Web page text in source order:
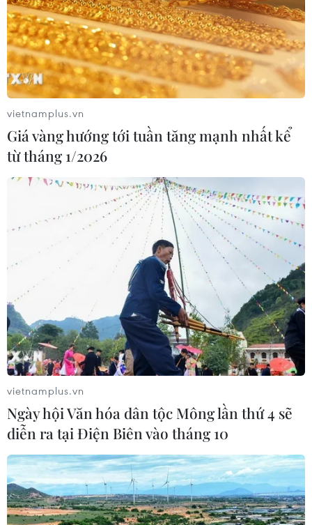
vietnamplus.vn
Giá vàng hướng tới tuần tăng mạnh nhất kể
từ tháng 1/2026
vietnamplus.vn
Ngày hội Văn hóa dân tộc Mông lần thứ 4 sẽ
diễn ra tại Điện Biên vào tháng 10